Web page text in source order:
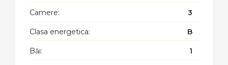
Camere: 3
Clasa energetica: B
Băi: 1